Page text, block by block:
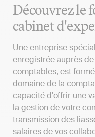
Découvrez le
cabinet
Une entreprise
enregistrée auprès
comptables, est
domaine de la
capacité d'offrir une
la gestion de votre
transmission des
salaires de vos